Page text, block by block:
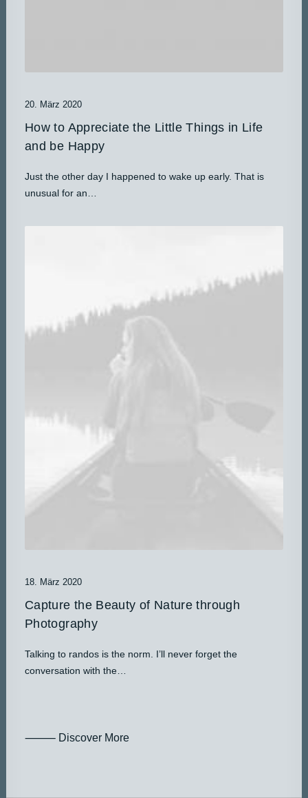
20. März 2020
How to Appreciate the Little Things in Life
and be Happy
Just the other day I happened to wake up early. That is
unusual for an…
18. März 2020
Capture the Beauty of Nature through
Photography
Talking to randos is the norm. I’ll never forget the
conversation with the…
⸻ Discover More